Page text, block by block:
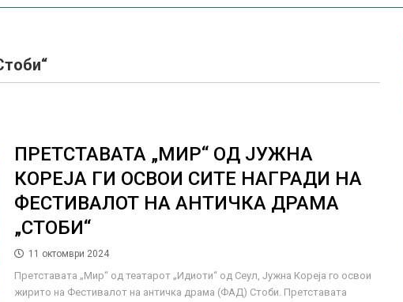
ПРЕТСТАВАТА „МИР“ ОД ЈУЖНА
КОРЕЈА ГИ ОСВОИ СИТЕ НАГРАДИ НА
ФЕСТИВАЛОТ НА АНТИЧКА ДРАМА
„СТОБИ“
11 октомври 2024
Претставата „Мир“ од театарот „Идиоти“ од Сеул, Јужна Кореја го освои
жирито на Фестивалот на античка драма (ФАД) Стоби. Претставата